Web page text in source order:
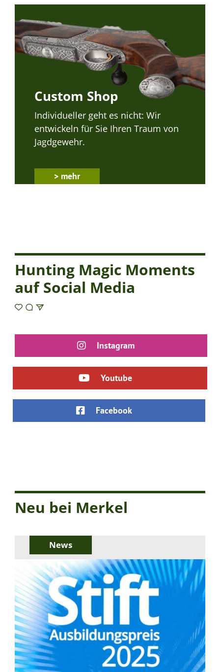
Custom Shop
Individueller geht es nicht: Wir
entwickeln für Sie Ihren Traum von
Jagdgewehr.
> mehr
Hunting Magic Moments
auf Social Media
Instagram
Youtube
Facebook
Neu bei Merkel
News